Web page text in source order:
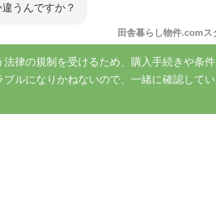
うんですか？
田舎暮らし物件.comス
律の規制を受けるため、購入手続きや条
ルになりかねないので、一緒に確認して